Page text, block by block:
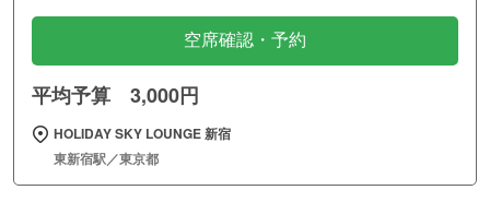
空席確認・予約
平均予算 3,000円
HOLIDAY SKY LOUNGE 新宿
東新宿駅／東京都